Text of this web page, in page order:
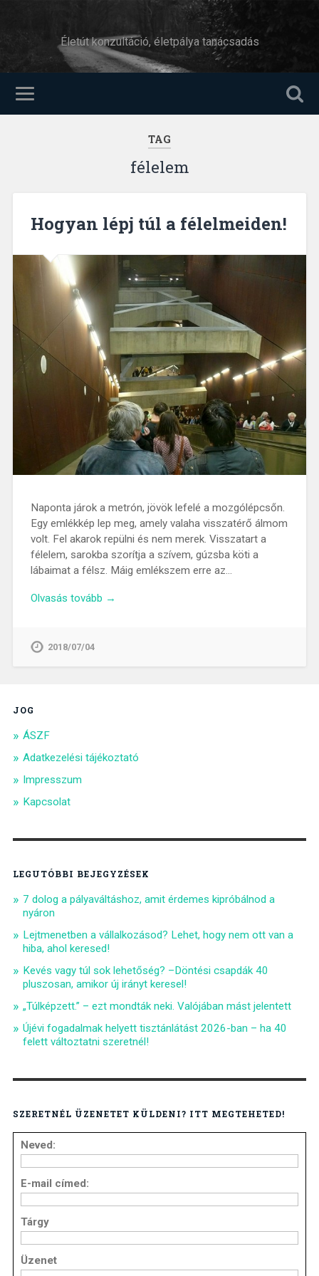
Életút konzultáció, életpálya tanácsadás
TAG
félelem
Hogyan lépj túl a félelmeiden!
Naponta járok a metrón, jövök lefelé a mozgólépcsőn.
Egy emlékkép lep meg, amely valaha visszatérő álmom
volt. Fel akarok repülni és nem merek. Visszatart a
félelem, sarokba szorítja a szívem, gúzsba köti a
lábaimat a félsz. Máig emlékszem erre az…
Olvasás tovább →
2018/07/04
JOG
ÁSZF
Adatkezelési tájékoztató
Impresszum
Kapcsolat
LEGUTÓBBI BEJEGYZÉSEK
7 dolog a pályaváltáshoz, amit érdemes kipróbálnod a
nyáron
Lejtmenetben a vállalkozásod? Lehet, hogy nem ott van a
hiba, ahol keresed!
Kevés vagy túl sok lehetőség? –Döntési csapdák 40
pluszosan, amikor új irányt keresel!
„Túlképzett.” – ezt mondták neki. Valójában mást jelentett
Újévi fogadalmak helyett tisztánlátást 2026-ban – ha 40
felett változtatni szeretnél!
SZERETNÉL ÜZENETET KÜLDENI? ITT MEGTEHETED!
Neved:
E-mail címed:
Tárgy
Üzenet